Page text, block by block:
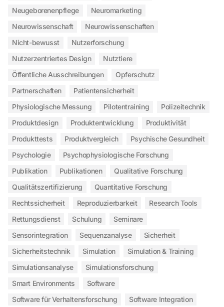
Neugeborenenpflege
Neuromarketing
Neurowissenschaft
Neurowissenschaften
Nicht-bewusst
Nutzerforschung
Nutzerzentriertes Design
Nutztiere
Öffentliche Ausschreibungen
Opferschutz
Partnerschaften
Patientensicherheit
Physiologische Messung
Pilotentraining
Polizeitechnik
Produktdesign
Produktentwicklung
Produktivität
Produkttests
Produktvergleich
Psychische Gesundheit
Psychologie
Psychophysiologische Forschung
Publikation
Publikationen
Qualitative Forschung
Qualitätszertifizierung
Quantitative Forschung
Rechtssicherheit
Reproduzierbarkeit
Research Tools
Rettungsdienst
Schulung
Seminare
Sensorintegration
Sequenzanalyse
Sicherheit
Sicherheitstechnik
Simulation
Simulation & Training
Simulationsanalyse
Simulationsforschung
Smart Environments
Software
Software für Verhaltensforschung
Software Integration